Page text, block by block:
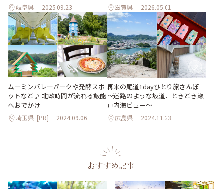
岐阜県 2025.09.23 滋賀県 2026.05.01
ムーミンバレーパークや発酵スポ
ットなど♪ 北欧時間が流れる飯能
へおでかけ
埼玉県 [PR] 2024.09.06
再来の尾道1dayひとり旅さんぽ
～迷路のような坂道、ときどき瀬
戸内海ビュー～
広島県 2024.11.23
おすすめ記事